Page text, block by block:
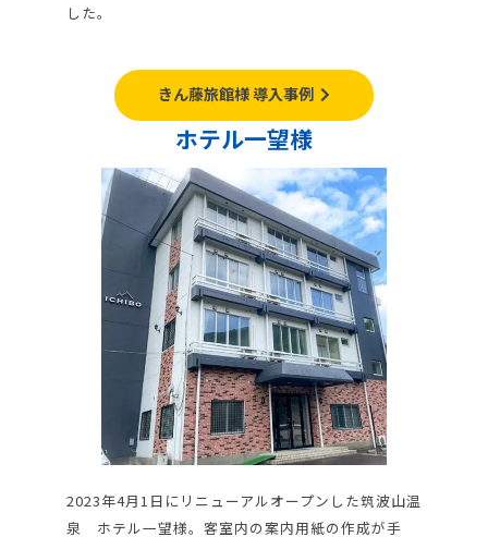
した。
きん藤旅館様 導入事例
ホテル一望様
2023年4月1日にリニューアルオープンした筑波山温
泉 ホテル一望様。客室内の案内用紙の作成が手